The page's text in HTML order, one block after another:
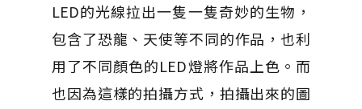
LED的光線拉出一隻一隻奇妙的生物，
包含了恐龍、天使等不同的作品，也利
用了不同顏色的LED燈將作品上色。而
也因為這樣的拍攝方式，拍攝出來的圖